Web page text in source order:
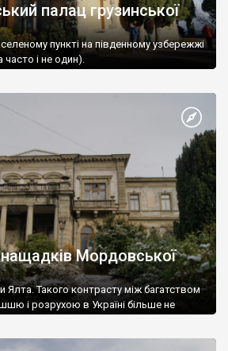
палац грузинської
пункті на південному узбережжі
часто і не один).
Мордовської
Ялта. Такого контрасту між багатством
і розрухою в Україні більше не